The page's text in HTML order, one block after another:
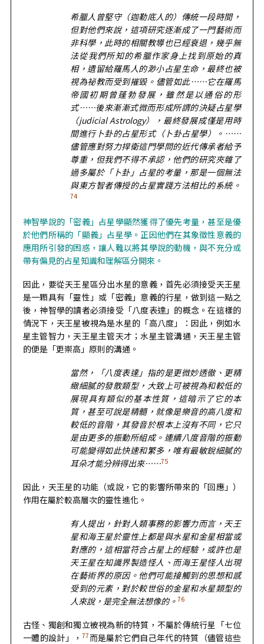
希臘人曾堅守（迦勒底人的）傳統一段時間，
但對他們來說，這項研究逐漸成了一門藝術而
非科學，此時的相關教導也已經衰退，幾乎無
法從我們所知的希臘作家身上找到原始的真
相，遺留給羅馬人的渺小占星生命，最終也被
視為祕教而受到摧毀。儘管如此……它在羅馬
帝國初期曾蓬勃發展，雖然是以通俗的形
式……後來漸漸式微而形成所謂的決疑占星學
（judicial Astrology），最終發展成僅是用時
間進行卜卦的占星形式（卜卦占星學）。……
儘管應對努力捍衛這門學問的近代傳承者給予
尊重，但我們不得不承認，他們的研究夾雜了
過多屬於「卜卦」占星的考量，那是一個無法
與東方智者傳授的占星實踐方法相比的系統。
74
神智學說的「密義」占星學顯然獲得了優先考量，甚至是優
於他們所稱的「顯義」占星學。正因他們在其象徵性意義的
應用所引發的困惑，讓人難以將其學說的動機，與不充分或
帶有偏見的占星知識和理解區分開來。
因此，要從天王星區分出水星的意義，首先必須接受天王星
是一顆具有「靈性」或「密義」意義的行星，做到這一點之
後，神智學的讀者必須接受「八度表達」的概念。在這樣的
情況下，天王星被視為是水星的「高八度」：因此，例如水
星主管智力，天王星主管天才；水星主管溝通，天王星主管
的便是「更崇高」原則的溝通。
當然，「八度表達」指的是更微妙透徹、更精
緻細膩的發散類型，大致上可被視為和較低的
展現具有類似的基本性質，這暗示了它的本
質，甚至可說是精髓，就像是樂音的高八度和
較低的音階，其發音於根本上沒有不同，它只
是由更多的振動所組成。連續八度音階的振動
可能變得如此快速和繁多，唯有最敏銳細膩的
耳朵才能分辨得出來……75
因此，天王星的功能（或說，它的影響所帶來的「回應」）
作用在屬於較高層次的靈性進化。
有人提出，針對人類事務的影響力而言，天王
星和海王星於靈性上都是與水星和金星相當或
對應的，這相當符合占星上的經驗，或許也是
天王星在知識界製造怪人、而海王星怪人出現
在藝術界的原因。他們可能接觸到的思想和感
受到的元素，對於較世俗的金星和水星類型的
人來說，是完全無法想像的。 76
古怪、獨創和獨立被視為新的特質，不屬於傳統行星「七位
一體的設計」，77 而是屬於它們自己年代的特質（儘管這些